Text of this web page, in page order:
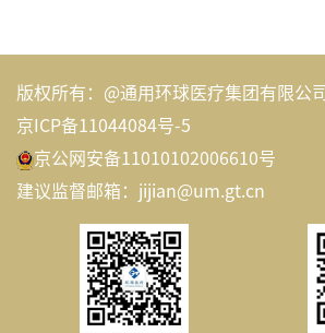
版权所有：@通用环球医疗集团有限公司
京ICP备11044084号-5
京公网安备11010102006610号
建议监督邮箱：jijian@um.gt.cn